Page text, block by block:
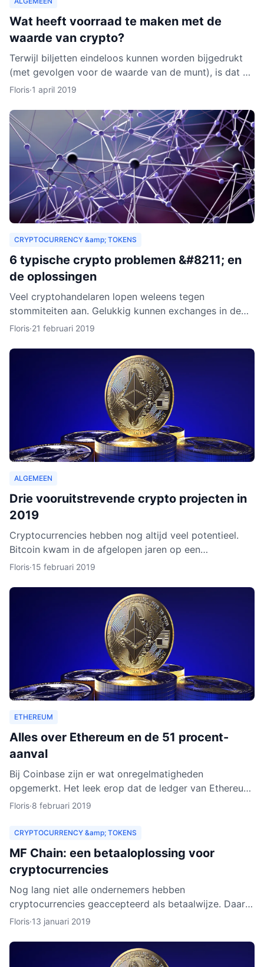
Wat heeft voorraad te maken met de
waarde van crypto?
Terwijl biljetten eindeloos kunnen worden bijgedrukt
(met gevolgen voor de waarde van de munt), is dat bij
cryptocurrencies anders. Hoe werkt dit nu eigenlijk p
Floris·1 april 2019
CRYPTOCURRENCY &amp; TOKENS
6 typische crypto problemen &#8211; en
de oplossingen
Veel cryptohandelaren lopen weleens tegen
stommiteiten aan. Gelukkig kunnen exchanges in de
meeste gevallen helpen. Helaas zijn er ook gevallen
Floris·21 februari 2019
ALGEMEEN
Drie vooruitstrevende crypto projecten in
2019
Cryptocurrencies hebben nog altijd veel potentieel.
Bitcoin kwam in de afgelopen jaren op een
hoogtepunt te staan en Ethereum volgde in rap
Floris·15 februari 2019
ETHEREUM
Alles over Ethereum en de 51 procent-
aanval
Bij Coinbase zijn er wat onregelmatigheden
opgemerkt. Het leek erop dat de ledger van Ethereum
Classic werd herschreven. Dat zou betekenen dat
Floris·8 februari 2019
CRYPTOCURRENCY &amp; TOKENS
MF Chain: een betaaloplossing voor
cryptocurrencies
Nog lang niet alle ondernemers hebben
cryptocurrencies geaccepteerd als betaalwijze. Daar
wil MF Chain een verandering in maken. Het bedrijf wil
Floris·13 januari 2019